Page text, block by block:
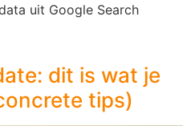
uit Google Search
dit is wat je
tips)